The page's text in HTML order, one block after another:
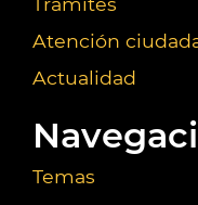
Atención
Actualidad
Temas